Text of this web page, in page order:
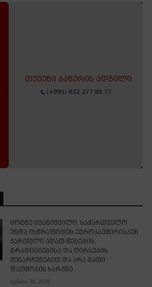
ცოტნე ივანიშვილი: საქართველო
უნდა ისწრაფოდეს ევროკავშირისკენ
ქართული ადათ-წესების,
ტრადიციებისა და ღირსების
შენარჩუნებით და არა მათი
დათმობის ხარჯზე
ივნისი 30, 2026